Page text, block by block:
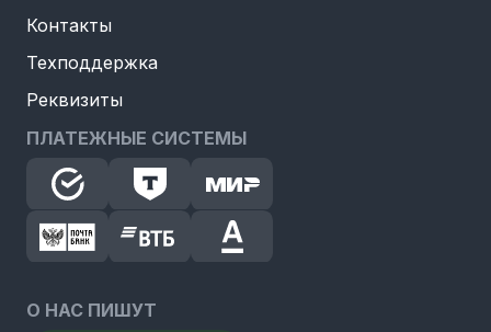
Контакты
Техподдержка
Реквизиты
ПЛАТЕЖНЫЕ СИСТЕМЫ
О НАС ПИШУТ